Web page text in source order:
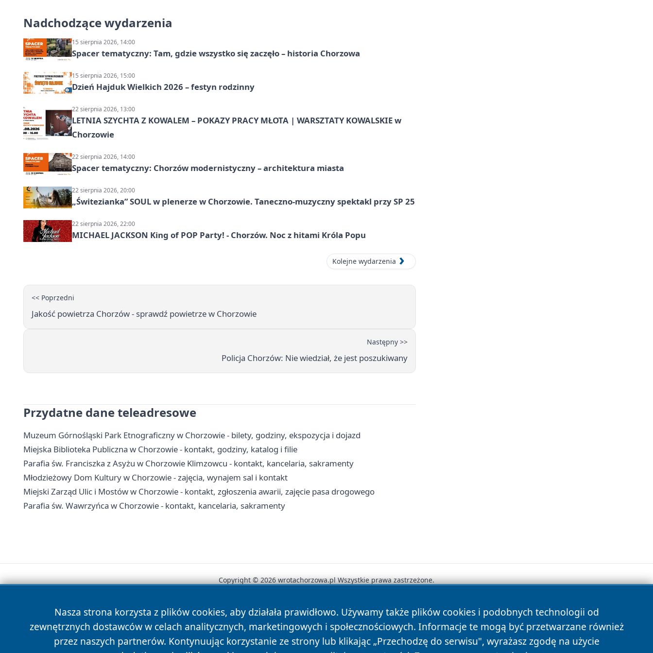
Nadchodzące wydarzenia
15 sierpnia 2026, 14:00
Spacer tematyczny: Tam, gdzie wszystko się zaczęło – historia Chorzowa
15 sierpnia 2026, 15:00
Dzień Hajduk Wielkich 2026 – festyn rodzinny
22 sierpnia 2026, 13:00
LETNIA SZYCHTA Z KOWALEM – POKAZY PRACY MŁOTA | WARSZTATY KOWALSKIE w
Chorzowie
22 sierpnia 2026, 14:00
Spacer tematyczny: Chorzów modernistyczny – architektura miasta
22 sierpnia 2026, 20:00
„Świtezianka” SOUL w plenerze w Chorzowie. Taneczno-muzyczny spektakl przy SP 25
22 sierpnia 2026, 22:00
MICHAEL JACKSON King of POP Party! - Chorzów. Noc z hitami Króla Popu
Kolejne wydarzenia
<< Poprzedni
Jakość powietrza Chorzów - sprawdź powietrze w Chorzowie
Następny >>
Policja Chorzów: Nie wiedział, że jest poszukiwany
Przydatne dane teleadresowe
Muzeum Górnośląski Park Etnograficzny w Chorzowie - bilety, godziny, ekspozycja i dojazd
Miejska Biblioteka Publiczna w Chorzowie - kontakt, godziny, katalog i filie
Parafia św. Franciszka z Asyżu w Chorzowie Klimzowcu - kontakt, kancelaria, sakramenty
Młodzieżowy Dom Kultury w Chorzowie - zajęcia, wynajem sal i kontakt
Miejski Zarząd Ulic i Mostów w Chorzowie - kontakt, zgłoszenia awarii, zajęcie pasa drogowego
Parafia św. Wawrzyńca w Chorzowie - kontakt, kancelaria, sakramenty
Nasza strona korzysta z plików cookies, aby działała prawidłowo. Używamy także plików cookies i podobnych technologii od
zewnętrznych dostawców w celach analitycznych, marketingowych i społecznościowych. Informacje te mogą być przetwarzane również
przez naszych partnerów. Kontynuując korzystanie ze strony lub klikając „Przechodzę do serwisu", wyrażasz zgodę na użycie
Copyright © 2026 wrotachorzowa.pl Wszystkie prawa zastrzeżone.
News Autorzy Polityka Prywatności Polityka Cookies